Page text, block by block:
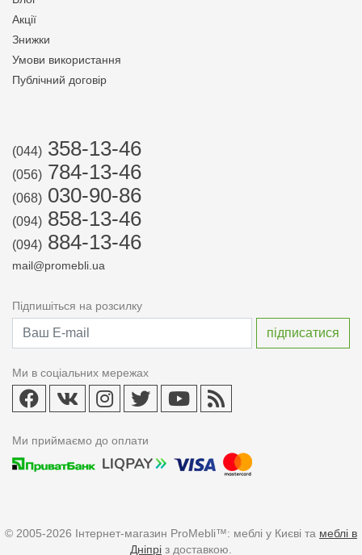
Акції
Знижки
Умови використання
Публічний договір
(044) 358-13-46
(056) 784-13-46
(068) 030-90-86
(094) 858-13-46
(094) 884-13-46
mail@promebli.ua
Підпишіться на розсилку
Ми в соціальних мережах
Ми приймаємо до оплати
© 2005-2026 Інтернет-магазин ProMebli™: меблі у Києві та меблі в
Дніпрі з доставкою.